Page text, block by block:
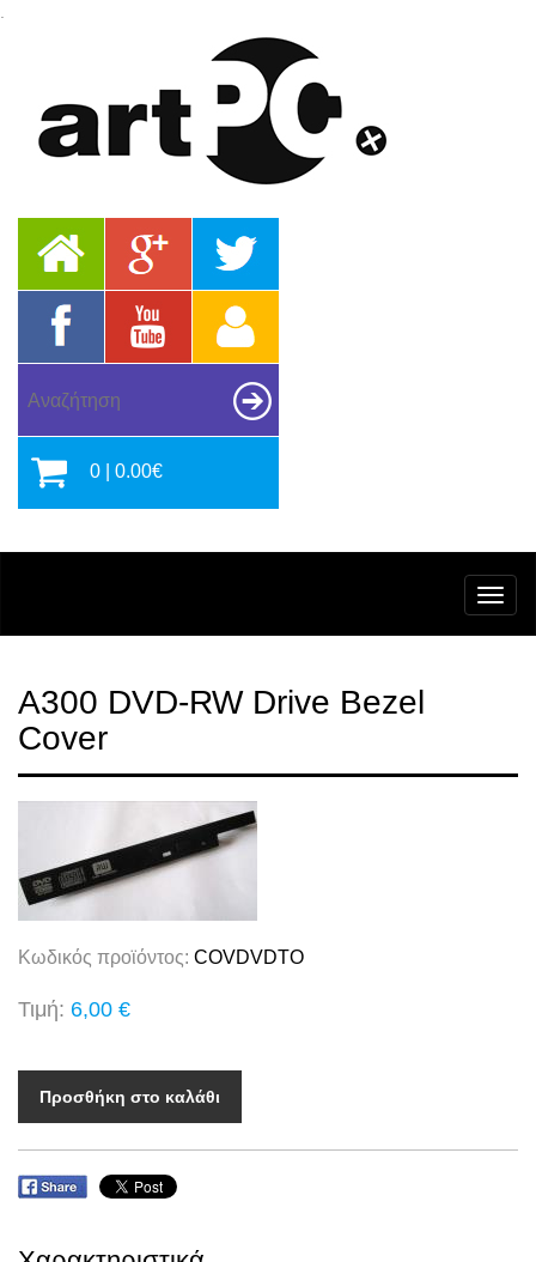
0 | 0.00€
A300 DVD-RW Drive Bezel
Cover
Κωδικός προϊόντος: COVDVDTO
Τιμή: 6,00 €
Προσθήκη στο καλάθι